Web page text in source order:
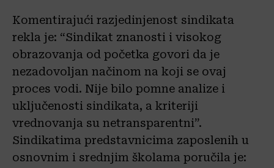
Komentirajući razjedinjenost sindikata
rekla je: “Sindikat znanosti i visokog
obrazovanja od početka govori da je
nezadovoljan načinom na koji se ovaj
proces vodi. Nije bilo pomne analize i
uključenosti sindikata, a kriteriji
vrednovanja su netransparentni”.
Sindikatima predstavnicima zaposlenih u
osnovnim i srednjim školama poručila je: